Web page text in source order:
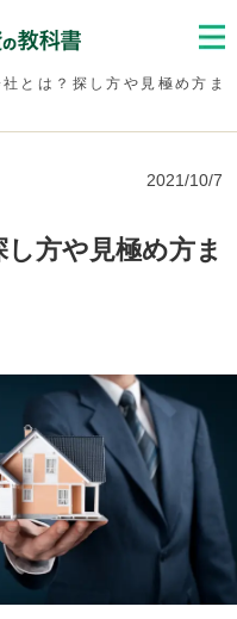
とは？探し方や見極め方ま
2021/10/7
方や見極め方ま